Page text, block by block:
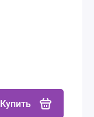
Купить